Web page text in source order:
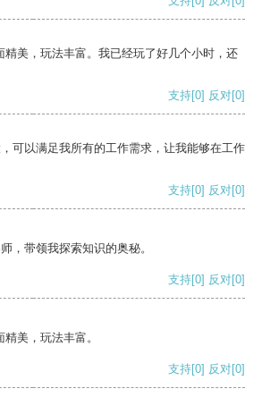
精美，玩法丰富。我已经玩了好几个小时，还
支持[0] 反对[0]
可以满足我所有的工作需求，让我能够在工作
支持[0] 反对[0]
，带领我探索知识的奥秘。
支持[0] 反对[0]
美，玩法丰富。
支持[0] 反对[0]